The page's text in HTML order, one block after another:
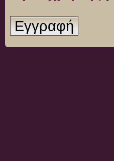
Εγγραφή